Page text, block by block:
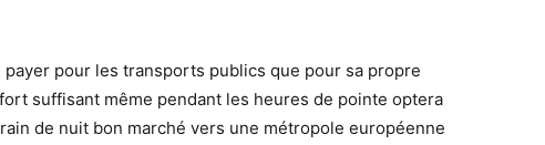
pour les transports publics que pour sa propre
suffisant même pendant les heures de pointe optera
de nuit bon marché vers une métropole européenne